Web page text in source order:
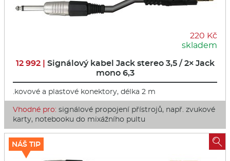
220 Kč
skladem
12 992 | Signálový kabel Jack stereo 3,5 / 2× Jack
mono 6,3
.kovové a plastové konektory, délka 2 m
Vhodné pro: signálové propojení přístrojů, např. zvukové
karty, notebooku do mixážního pultu
NÁŠ TIP 